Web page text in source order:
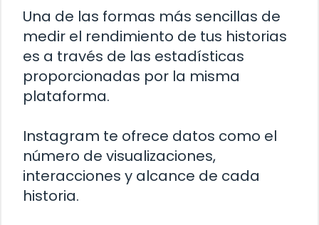
Una de las formas más sencillas de
medir el rendimiento de tus historias
es a través de las estadísticas
proporcionadas por la misma
plataforma.
Instagram te ofrece datos como el
número de visualizaciones,
interacciones y alcance de cada
historia.